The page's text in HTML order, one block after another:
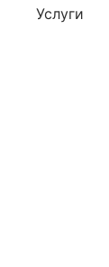
Услуги